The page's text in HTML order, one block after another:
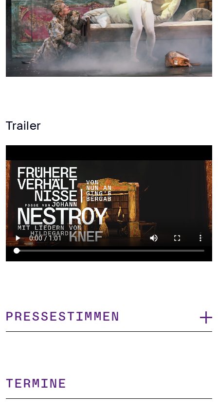
Trailer
Pressestimmen
TERMINE